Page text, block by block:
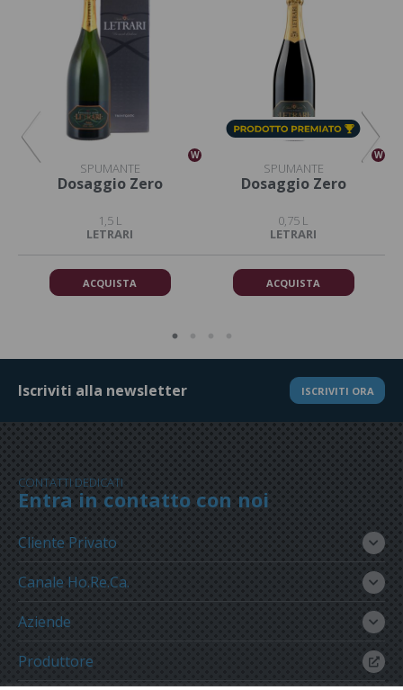
W
SPUMANTE
Dosaggio Zero
1,5 L
LETRARI
ACQUISTA
W
SPUMANTE
Dosaggio Zero
0,75 L
LETRARI
ACQUISTA
Iscriviti alla newsletter ISCRIVITI ORA
CONTATTI DEDICATI
Entra in contatto con noi
Cliente Privato
Canale Ho.Re.Ca.
Aziende
Produttore